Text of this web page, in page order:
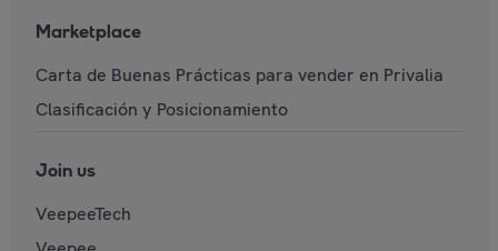
Marketplace
Carta de Buenas Prácticas para vender en Privalia
Clasificación y Posicionamiento
Join us
VeepeeTech